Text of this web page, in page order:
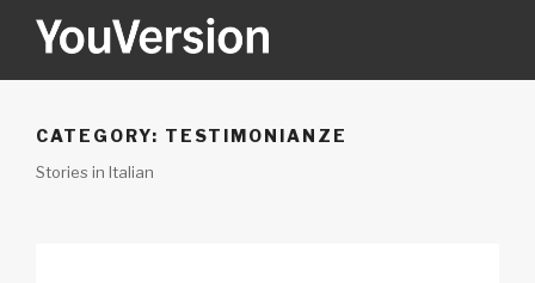
YOUVERSION
CATEGORY: TESTIMONIANZE
Stories in Italian